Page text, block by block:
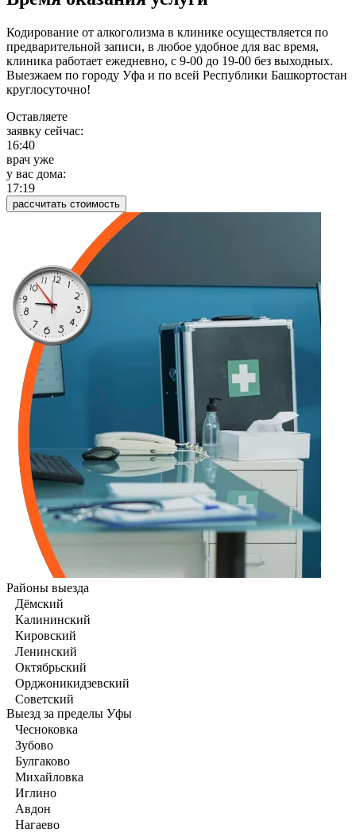
Кодирование от алкоголизма в клинике осуществляется по
предварительной записи, в любое удобное для вас время,
клиника работает ежедневно, с 9-00 до 19-00 без выходных.
Выезжаем по городу Уфа и по всей Республики Башкортостан
круглосуточно!
Оставляете
заявку сейчас:
16:41
врач уже
у вас дома:
17:20
рассчитать стоимость
Районы выезда
Дёмский
Калининский
Кировский
Ленинский
Октябрьский
Орджоникидзевский
Советский
Выезд за пределы Уфы
Чесноковка
Зубово
Булгаково
Михайловка
Иглино
Авдон
Нагаево